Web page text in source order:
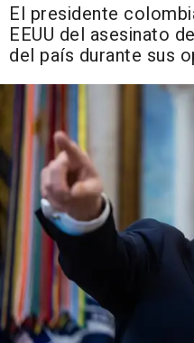
El presidente
EEUU del asesinato
del país durante sus